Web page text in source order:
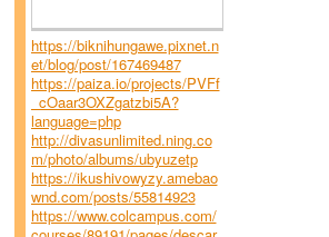
https://biknihungawe.pixnet.n
et/blog/post/167469487
https://paiza.io/projects/PVFf
_cOaar3OXZgatzbi5A?
language=php
http://divasunlimited.ning.co
m/photo/albums/ubyuzetp
https://ikushivowyzy.amebao
wnd.com/posts/55814923
https://www.colcampus.com/